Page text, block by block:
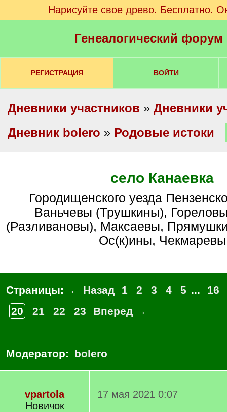
Нарисуйте свое древо. Бесплатно.
Генеалогический
РЕГИСТРАЦИЯ ВОЙТИ
Дневники участников » Дневники
Дневник bolero » Родовые истоки
село Канаевка
Городищенского уезда Пензенской губернии:
Ваньчевы (Трушкины),
(Разливановы), Максаевы,
Ос(к)ины, Чекмаревы
Страницы: ← Назад 1 2 3 4 5 ...
16
20
21 22 23 Вперед →
Модератор: bolero
vpartola
Новичок
17 мая 2021 0:07